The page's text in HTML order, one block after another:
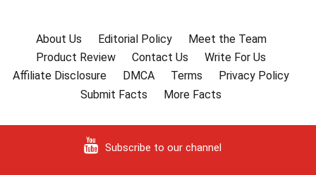
About Us Editorial Policy
Meet the Team
Product Review
Contact Us
Write For Us
Affiliate Disclosure
DMCA Terms
Privacy Policy
Submit Facts
More Facts
Subscribe to our channel